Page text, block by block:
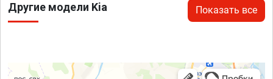
Другие модели Kia Показать все